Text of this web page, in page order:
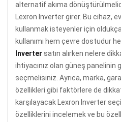
alternatif akıma
Lexron Inverter girer. Bu cihaz,
kullanmak isteyenler için
kullanımı hem çevre dostudur
Inverter satın alırken nelere
ihtiyacınız olan güneş panelinin
seçmelisiniz. Ayrıca, marka,
özellikleri gibi faktörlere de
karşılayacak Lexron Inverter
özelliklerini incelemek ve bu